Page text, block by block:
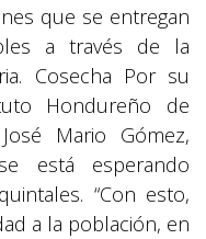
que se entregan
a través de la
Cosecha Por su
Hondureño de
Mario Gómez,
está esperando
“Con esto,
a la población, en